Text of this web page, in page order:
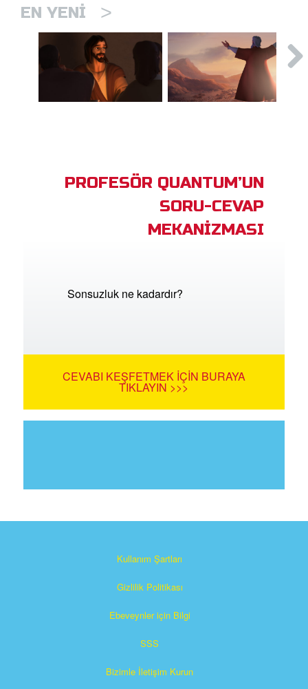
EN YENI >
PROFESÖR QUANTUM’UN
SORU-CEVAP
MEKANİZMASI
Sonsuzluk ne kadardır?
CEVABI KEŞFETMEK İÇIN BURAYA
TIKLAYIN >>>
Kullanım Şartları
Gizlilik Politikası
Ebeveynler için Bilgi
SSS
Bizimle İletişim Kurun